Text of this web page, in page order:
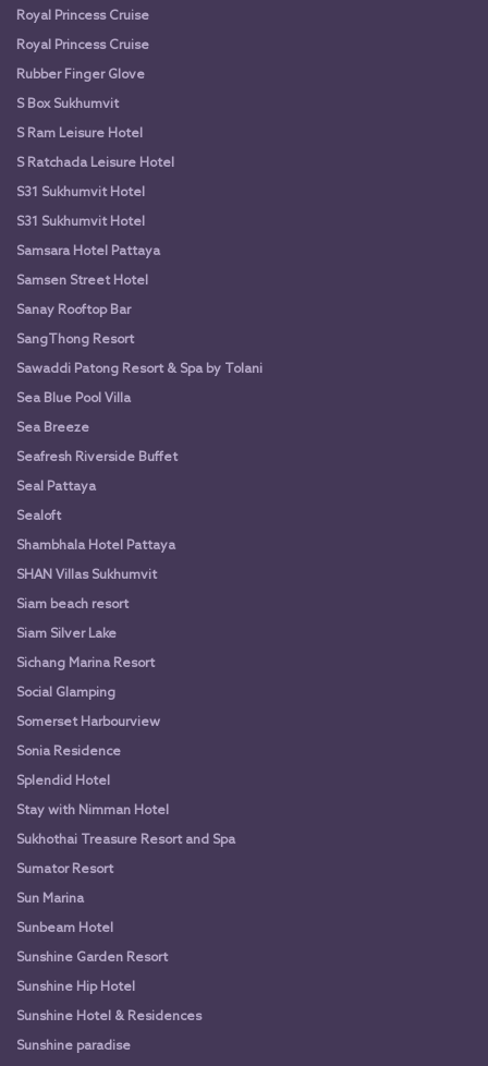
Royal Princess Cruise
Royal Princess Cruise
Rubber Finger Glove
S Box Sukhumvit
S Ram Leisure Hotel
S Ratchada Leisure Hotel
S31 Sukhumvit Hotel
S31 Sukhumvit Hotel
Samsara Hotel Pattaya
Samsen Street Hotel
Sanay Rooftop Bar
SangThong Resort
Sawaddi Patong Resort & Spa by Tolani
Sea Blue Pool Villa
Sea Breeze
Seafresh Riverside Buffet
Seal Pattaya
Sealoft
Shambhala Hotel Pattaya
SHAN Villas Sukhumvit
Siam beach resort
Siam Silver Lake
Sichang Marina Resort
Social Glamping
Somerset Harbourview
Sonia Residence
Splendid Hotel
Stay with Nimman Hotel
Sukhothai Treasure Resort and Spa
Sumator Resort
Sun Marina
Sunbeam Hotel
Sunshine Garden Resort
Sunshine Hip Hotel
Sunshine Hotel & Residences
Sunshine paradise